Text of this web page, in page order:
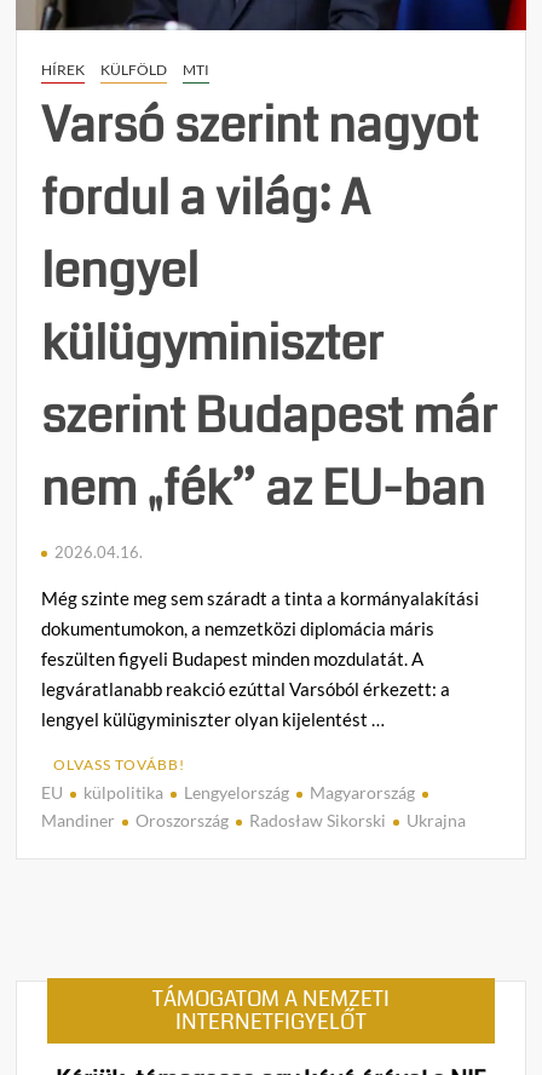
HÍREK KÜLFÖLD MTI
Varsó szerint nagyot
fordul a világ: A
lengyel
külügyminiszter
szerint Budapest már
nem „fék” az EU-ban
2026.04.16.
Még szinte meg sem száradt a tinta a kormányalakítási
dokumentumokon, a nemzetközi diplomácia máris
feszülten figyeli Budapest minden mozdulatát. A
legváratlanabb reakció ezúttal Varsóból érkezett: a
lengyel külügyminiszter olyan kijelentést …
OLVASS TOVÁBB!
EU külpolitika Lengyelország
Magyarország
Mandiner
Oroszország Radosław Sikorski Ukrajna
t
TÁMOGATOM A NEMZETI
INTERNETFIGYELŐT